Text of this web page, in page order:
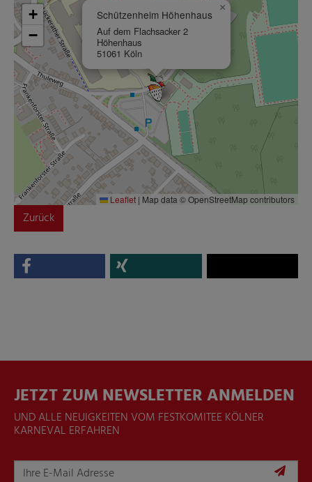
Schützenheim Höhenhaus
Auf dem Flachsacker 2
Höhenhaus
51061 Köln
×
+
−
Leaflet | Map data © OpenStreetMap contributors
Zurück
JETZT ZUM NEWSLETTER ANMELDEN
UND ALLE NEUIGKEITEN VOM FESTKOMITEE KÖLNER
KARNEVAL ERFAHREN